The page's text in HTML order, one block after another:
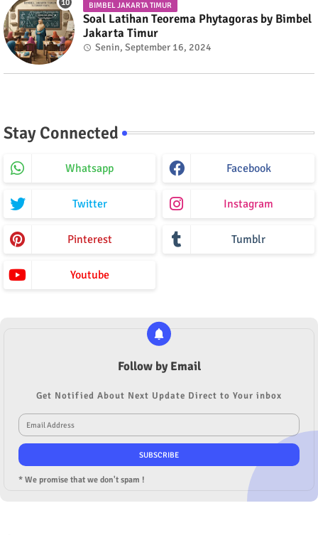
BIMBEL JAKARTA TIMUR
Soal Latihan Teorema Phytagoras by Bimbel
Jakarta Timur
Senin, September 16, 2024
Stay Connected
Whatsapp Facebook
Twitter Instagram
Pinterest Tumblr
Youtube
Follow by Email
Get Notified About Next Update Direct to Your inbox
* We promise that we don't spam !